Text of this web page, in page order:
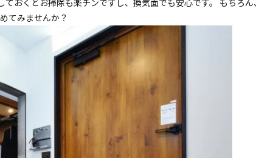
てみませんか？